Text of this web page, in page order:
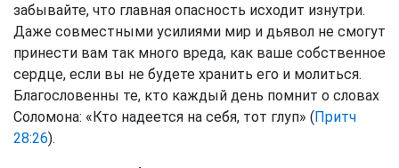
забывайте, что главная опасность исходит изнутри.
Даже совместными усилиями мир и дьявол не смогут
принести вам так много вреда, как ваше собственное
сердце, если вы не будете хранить его и молиться.
Благословенны те, кто каждый день помнит о словах
Соломона: «Кто надеется на себя, тот глуп» (Притч
28:26).